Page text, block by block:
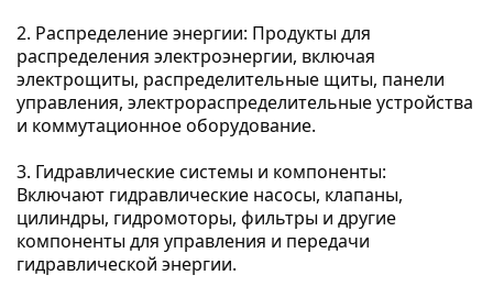
2. Распределение энергии: Продукты для
распределения электроэнергии, включая
электрощиты, распределительные щиты, панели
управления, электрораспределительные устройства
и коммутационное оборудование.
3. Гидравлические системы и компоненты:
Включают гидравлические насосы, клапаны,
цилиндры, гидромоторы, фильтры и другие
компоненты для управления и передачи
гидравлической энергии.